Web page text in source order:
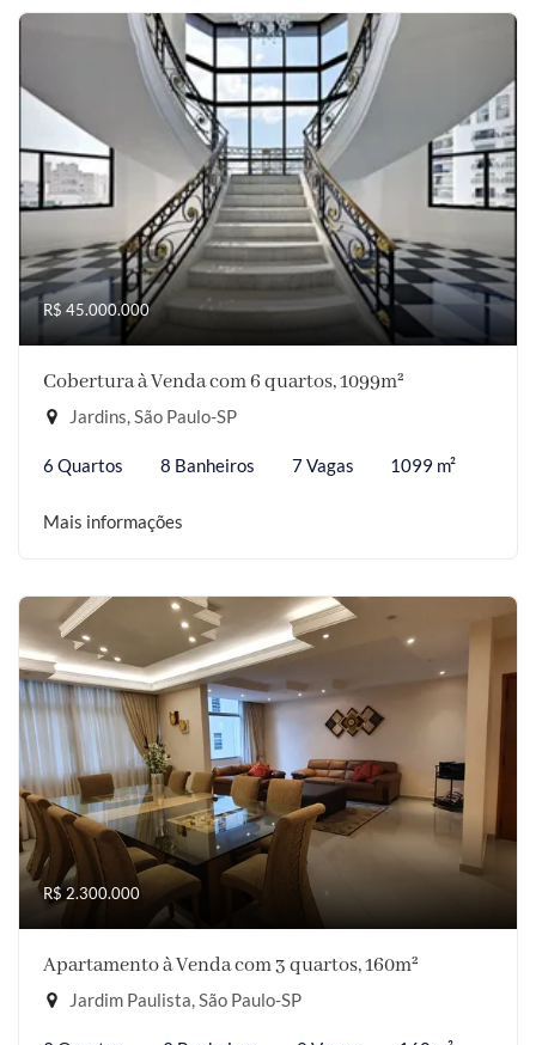
R$ 45.000.000
Cobertura à Venda com 6 quartos, 1099m²
Jardins, São Paulo-SP
6 Quartos 8 Banheiros 7 Vagas 1099 m²
Mais informações
R$ 2.300.000
Apartamento à Venda com 3 quartos, 160m²
Jardim Paulista, São Paulo-SP